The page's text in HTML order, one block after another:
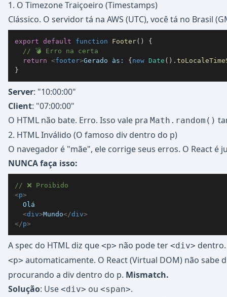
1. O Timezone Traiçoeiro (Timestamps)
Clássico. O servidor tá na AWS (UTC), você tá no Brasil
export default function Footer( )
{
// 💣 Erro na certa
return <footer>Gerado às: {new Date ( ) .
}
Server: "10:00:00"
Client: "07:00:00"
O HTML não bate. Erro. Isso vale pra Math.random()
2. HTML Inválido (O famoso div dentro do p)
O navegador é "mãe", ele corrige seus erros. O React é
NUNCA faça isso:
// ❌ Proibido
<p>
<div>Mundo</div>
</p>
A spec do HTML diz que <p> não pode ter <div>
<p> automaticamente. O React (Virtual DOM) não sabe
procurando a div dentro do p. Mismatch.
Solução: Use <div> ou <span>.